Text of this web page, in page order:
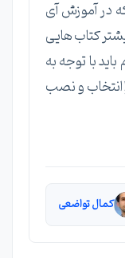
در آموزش آی
کتاب هایی
با توجه به
انتخاب و نصب
کمال تواضعی